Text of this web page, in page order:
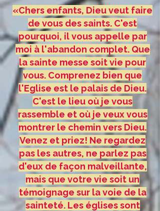
«Chers enfants, Dieu veut faire
de vous des saints. C'est
pourquoi, il vous appelle par
moi à l'abandon complet. Que
la sainte messe soit vie pour
vous. Comprenez bien que
l'Eglise est le palais de Dieu.
C'est le lieu où je vous
rassemble et où je veux vous
montrer le chemin vers Dieu.
Venez et priez! Ne regardez
pas les autres, ne parlez pas
d'eux de façon malveillante,
mais que votre vie soit un
témoignage sur la voie de la
sainteté. Les églises sont